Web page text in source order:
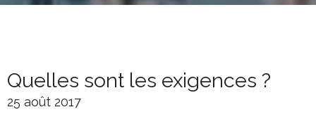
Quelles sont les exigences ?
25 août 2017